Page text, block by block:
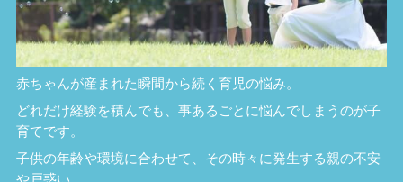
赤ちゃんが産まれた瞬間から続く育児の悩み。
どれだけ経験を積んでも、事あるごとに悩んでしまうのが子
育てです。
子供の年齢や環境に合わせて、その時々に発生する親の不安